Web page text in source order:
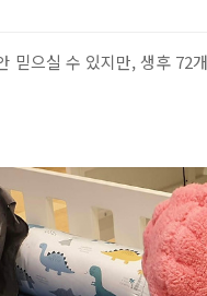
믿으실 수 있지만, 생후 72